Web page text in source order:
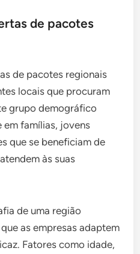
de pacotes
de pacotes regionais
locais que procuram
grupo demográfico
famílias, jovens
que se beneficiam de
às suas
de uma região
as empresas adaptem
Fatores como idade,